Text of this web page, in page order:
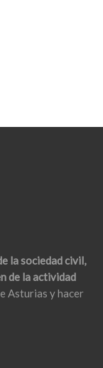
la sociedad civil,
de la actividad
Asturias y hacer